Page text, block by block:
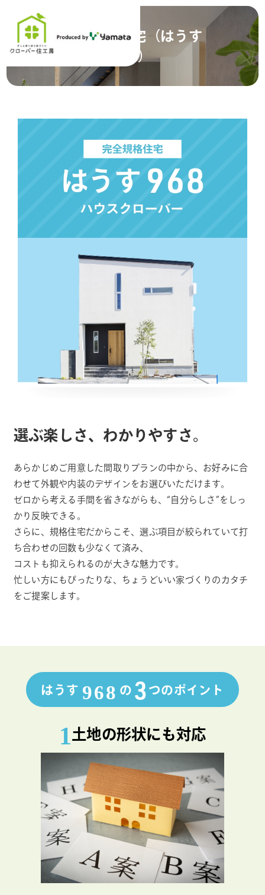
完全規格住宅（はうす
968）
選ぶ楽しさ、わかりやすさ。
あらかじめご用意した間取りプランの中から、お好みに合
わせて外観や内装のデザインをお選びいただけます。
ゼロから考える手間を省きながらも、“自分らしさ”をしっ
かり反映できる。
さらに、規格住宅だからこそ、選ぶ項目が絞られていて打
ち合わせの回数も少なくて済み、
コストも抑えられるのが大きな魅力です。
忙しい方にもぴったりな、ちょうどいい家づくりのカタチ
をご提案します。
はうす 968 の 3 つのポイント
1土地の形状にも対応